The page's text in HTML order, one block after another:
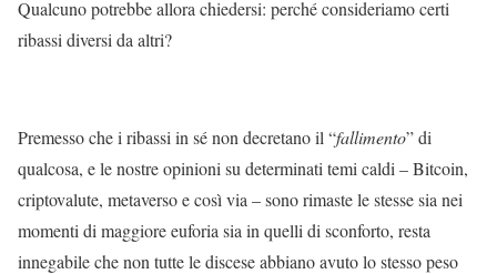
Qualcuno potrebbe allora chiedersi: perché consideriamo certi
ribassi diversi da altri?
Premesso che i ribassi in sé non decretano il “fallimento” di
qualcosa, e le nostre opinioni su determinati temi caldi – Bitcoin,
criptovalute, metaverso e così via – sono rimaste le stesse sia nei
momenti di maggiore euforia sia in quelli di sconforto, resta
innegabile che non tutte le discese abbiano avuto lo stesso peso